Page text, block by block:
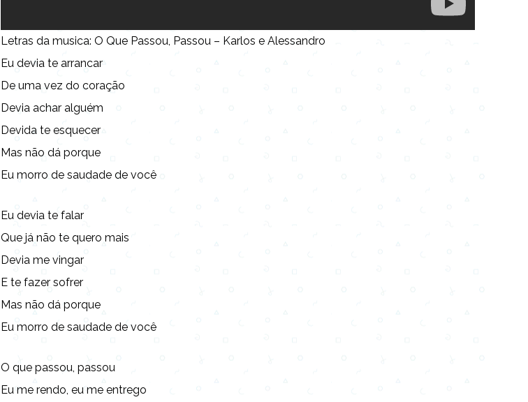
Letras da musica: O Que Passou, Passou – Karlos e Alessandro
Eu devia te arrancar
De uma vez do coração
Devia achar alguém
Devida te esquecer
Mas não dá porque
Eu morro de saudade de você
Eu devia te falar
Que já não te quero mais
Devia me vingar
E te fazer sofrer
Mas não dá porque
Eu morro de saudade de você
O que passou, passou
Eu me rendo, eu me entrego